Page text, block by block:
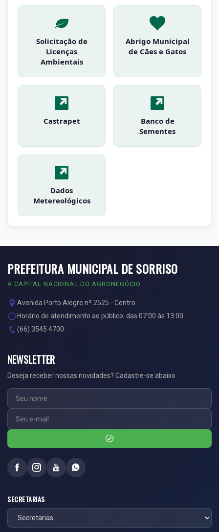
Solicitação de
Licenças
Ambientais
Abrigo Municipal
de Cães e Gatos
Castrapet
Banco de
Sementes
Dados
Metereológicos
PREFEITURA MUNICIPAL DE SORRISO
A CAPITAL NACIONAL DO AGRONEGÓCIO
Avenida Porto Alegre nº 2525 - Centro
Horário de atendimento ao público: das 07:00 às 13:00
(66) 3545 4700
NEWSLETTER
Deseja receber nossas novidades? Cadastre-se abaixo.
SECRETARIAS